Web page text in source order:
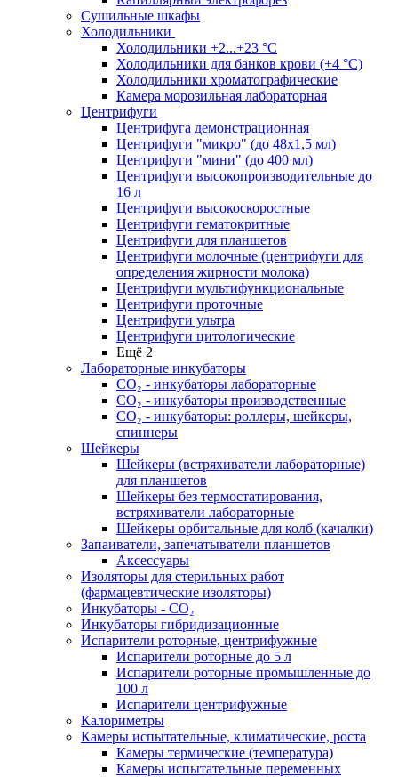
Сушильные шкафы
Холодильники
Холодильники +2...+23 °С
Холодильники для банков крови (+4 °С)
Холодильники хроматографические
Камера морозильная лабораторная
Центрифуги
Центрифуга демонстрационная
Центрифуги "микро" (до 48x1,5 мл)
Центрифуги "мини" (до 400 мл)
Центрифуги высокопроизводительные до
16 л
Центрифуги высокоскоростные
Центрифуги гематокритные
Центрифуги для планшетов
Центрифуги молочные (центрифуги для
определения жирности молока)
Центрифуги мультифункциональные
Центрифуги проточные
Центрифуги ультра
Центрифуги цитологические
Ещё 2
Лабораторные инкубаторы
СО₂ - инкубаторы лабораторные
СО₂ - инкубаторы производственные
СО₂ - инкубаторы: роллеры, шейкеры,
спиннеры
Шейкеры
Шейкеры (встряхиватели лабораторные)
для планшетов
Шейкеры без термостатирования,
встряхиватели лабораторные
Шейкеры орбитальные для колб (качалки)
Запаиватели, запечатыватели планшетов
Аксессуары
Изоляторы для стерильных работ
(фармацевтические изоляторы)
Инкубаторы - CO₂
Инкубаторы гибридизационные
Испарители роторные, центрифужные
Испарители роторные до 5 л
Испарители роторные промышленные до
100 л
Испарители центрифужные
Калориметры
Камеры испытательные, климатические, роста
Камеры термические (температура)
Камеры испытательные переменных